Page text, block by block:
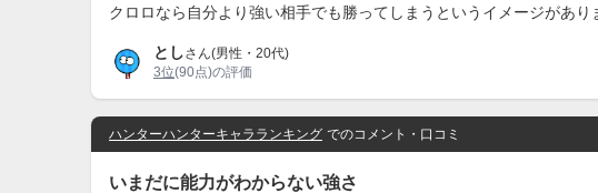
クロロなら自分より強い相手でも勝ってしまうというイメージがあり
としさん(男性・20代)
3位(90点)の評価
ハンターハンターキャラランキング でのコメント・口コミ
いまだに能力がわからない強さ